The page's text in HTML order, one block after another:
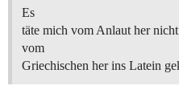
Es
täte mich vom Anlaut her
vom
Griechischen her ins Latein